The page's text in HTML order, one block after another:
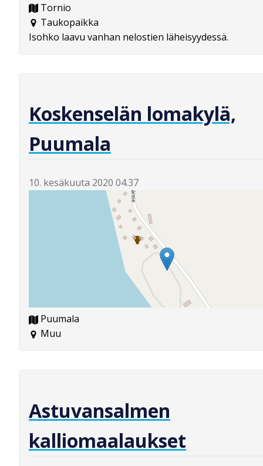
Tornio
Taukopaikka
Isohko laavu vanhan nelostien läheisyydessä.
Koskenselän lomakylä,
Puumala
10. kesäkuuta 2020 04.37
Puumala
Muu
Astuvansalmen
kalliomaalaukset